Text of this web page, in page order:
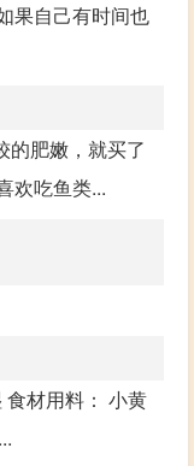
果自己有时间也
的肥嫩，就买了
欢吃鱼类...
材用料： 小黄